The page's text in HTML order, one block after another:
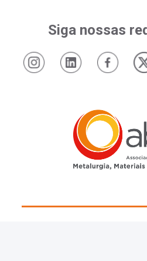
Siga nossas